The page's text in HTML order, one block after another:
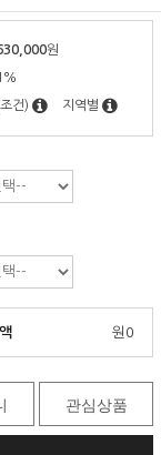
원
건) 지역별
0
원
관심상품